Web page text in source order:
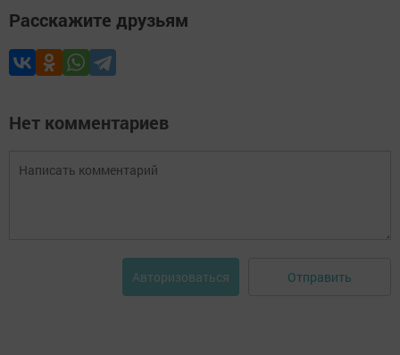
Расскажите друзьям
Нет комментариев
Авторизоваться Отправить